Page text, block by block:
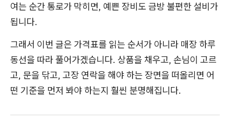
여는 순간 통로가 막히면, 예쁜 장비도 금방 불편한 설비가
됩니다.
그래서 이번 글은 가격표를 읽는 순서가 아니라 매장 하루
동선을 따라 풀어가겠습니다. 상품을 채우고, 손님이 고르
고, 문을 닦고, 고장 연락을 해야 하는 장면을 떠올리면 어
떤 기준을 먼저 봐야 하는지 훨씬 분명해집니다.